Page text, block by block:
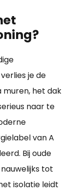
je de
muren, het dak
naar te
van A
Bij oude
tot
isolatie leidt